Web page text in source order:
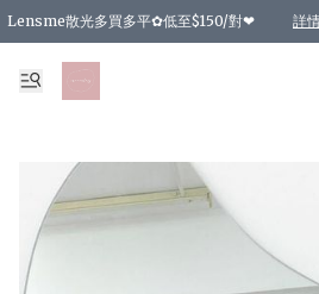
Lensme散光多買多平✿低至$150/對❤ 詳
台灣Karacon⁩✧日拋 特價清貨❁⃘
日本韓國多款日/月拋現貨☼ 特價❤︎數量有限 售完
🇰🇷韓國多款月拋現貨 特價兩對$99✿數量有限
精選商品，任選買2件或以上9 折；買4件或以上
精選商品，任選買2件HKD 140.00；買4件HKD
精選商品，任選買2件HKD 190.00；買4件HKD
精選商品，任選買2件HKD 110.00；買4件HKD
精選商品，任選買2件HKD 170.00；買4件HKD
精選商品，任選買2件或以上減HKD 148.00
精選商品，任選買2件或以上減HKD 148.00
精選商品，任選買2件或以上95 折；買4件或以
精選商品，任選買12件或以上87 折
精選商品，任選買2件或以上減HKD 16.00；
精選商品，任選買2件或以上95 折；買4件或以
購物滿 HKD 800.00即享免運費優惠！（適用於